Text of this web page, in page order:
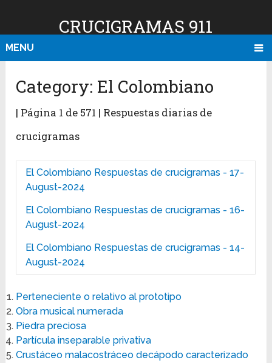
CRUCIGRAMAS 911
MENU
Category: El Colombiano
| Página 1 de 571 | Respuestas diarias de
crucigramas
El Colombiano Respuestas de crucigramas - 17-
August-2024
El Colombiano Respuestas de crucigramas - 16-
August-2024
El Colombiano Respuestas de crucigramas - 14-
August-2024
Perteneciente o relativo al prototipo
Obra musical numerada
Piedra preciosa
Partícula inseparable privativa
Crustáceo malacostráceo decápodo caracterizado